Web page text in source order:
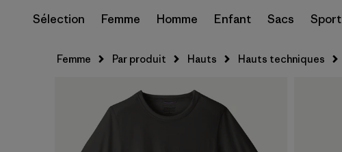
Sélection Femme Homme Enfant Sacs Sport
Femme Par produit Hauts Hauts techniques